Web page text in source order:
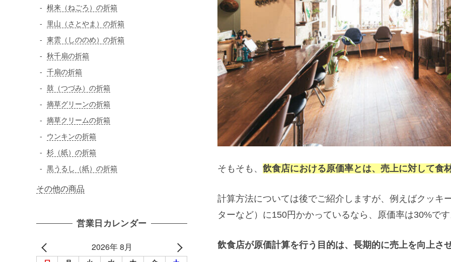
そもそも、 飲食店における原価率とは、売上に対して食
計算方法については後でご紹介しますが、例えばクッキ
ターなど）に150円かかっているなら、原価率は30%で
飲食店が原価計算を行う目的は、長期的に売上を向上さ
根来（ねごろ）の折箱
里山（さとやま）の折箱
東雲（しののめ）の折箱
秋千扇の折箱
千扇の折箱
鼓（つづみ）の折箱
摘草グリーンの折箱
摘草クリームの折箱
ウンキンの折箱
杉（紙）の折箱
黒うるし（紙）の折箱
その他の商品
営業日カレンダー
2026年 8月